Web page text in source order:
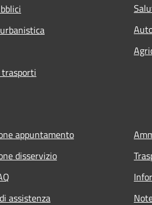
appuntamento
disservizio
assistenza